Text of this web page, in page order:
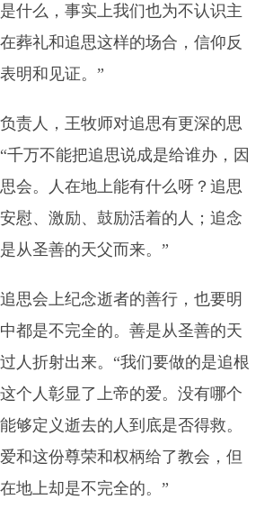
什么，事实上我们也为不认识主
葬礼和追思这样的场合，信仰反
明和见证。”
责人，王牧师对追思有更深的思
千万不能把追思说成是给谁办，因
会。人在地上能有什么呀？追思
慰、激励、鼓励活着的人；追念
从圣善的天父而来。”
思会上纪念逝者的善行，也要明
都是不完全的。善是从圣善的天
人折射出来。“我们要做的是追根
个人彰显了上帝的爱。没有哪个
够定义逝去的人到底是否得救。
和这份尊荣和权柄给了教会，但
地上却是不完全的。”